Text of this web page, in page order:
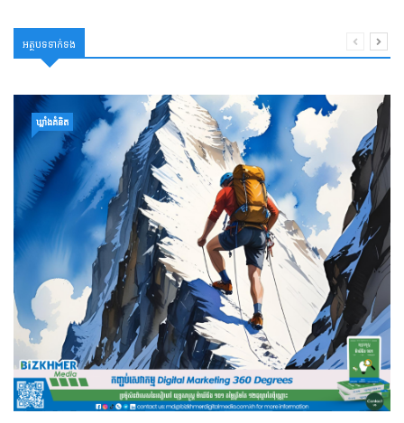
អត្ថបទទាក់ទង
ឃ្លាំង​គំនិត